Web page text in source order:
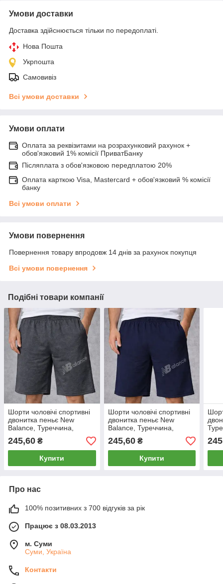
Умови доставки
Доставка здійснюється тільки по передоплаті.
Нова Пошта
Укрпошта
Самовивіз
Всі умови доставки
Умови оплати
Оплата за реквізитами на розрахунковий рахунок +
обов'язковий 1% комісії ПриватБанку
Післяплата з обов'язковою передплатою 20%
Оплата карткою Visa, Mastercard + обов'язковий % комісії
банку
Всі умови оплати
Умови повернення
Повернення товару впродовж 14 днів за рахунок покупця
Всі умови повернення
Подібні товари компанії
Шорти чоловічі спортивні
двонитка пеньє New
Balance, Туреччина,
розміри 46-54, темно-сірі,
12315
245,60 ₴
Купити
Шорти чоловічі спортивні
двонитка пеньє New
Balance, Туреччина,
розміри 46-54, темно-сині,
12312
245,60₴
Купити
Про нас
100% позитивних з 700 відгуків за рік
Працює з 08.03.2013
м. Суми
Суми, Україна
Контакти